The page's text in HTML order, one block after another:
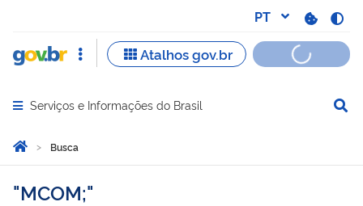
Abrir menu principal de navegação
Serviços e Informações do Brasil
Você está aqui:
Página Inicial
Busca
Busca
MCOM;